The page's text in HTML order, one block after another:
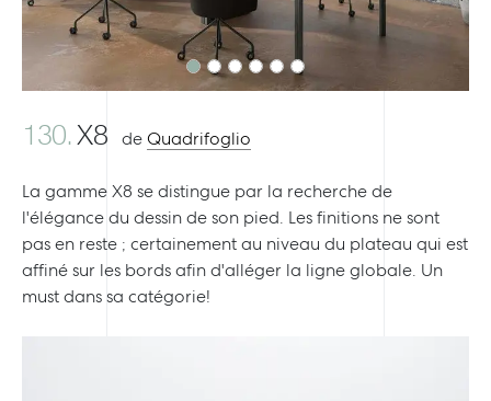
130.X8 deQuadrifoglio
La gamme X8 se distingue par la recherche de
l'élégance du dessin de son pied. Les finitions ne sont
pas en reste ; certainement au niveau du plateau qui est
affiné sur les bords afin d'alléger la ligne globale. Un
must dans sa catégorie!